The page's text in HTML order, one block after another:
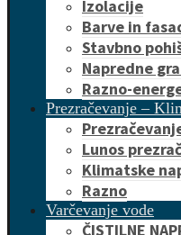
Izolacije
Barve in
Stavbno
Napredne
Razno-
Prezračevanje –
Lunos
Klimatske
Razno
Varčevanje vode
ČISTILNE